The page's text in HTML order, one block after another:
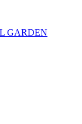
GARDEN